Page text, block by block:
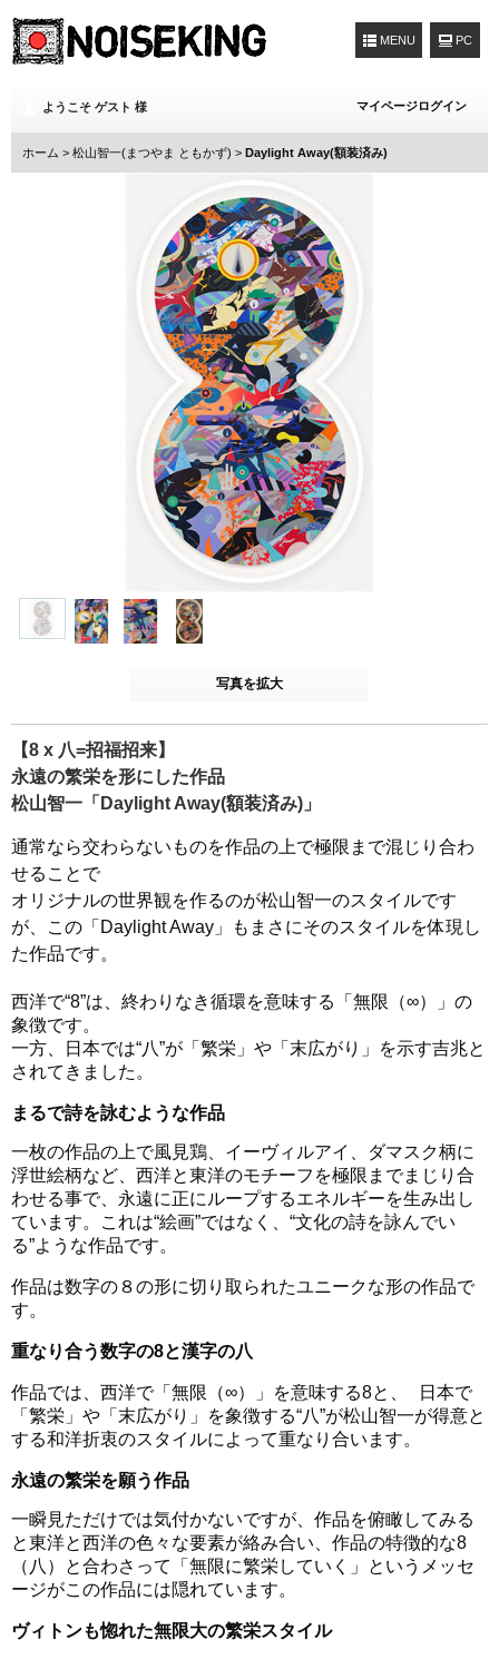
MENU
ようこそ ゲスト 様 マイページログイン
ホーム > 松山智一(まつやま ともかず) > Daylight Away(額装済み)
写真を拡大
【8 x 八=招福招来】
永遠の繁栄を形にした作品
松山智一「Daylight Away(額装済み)」
通常なら交わらないものを作品の上で極限まで混じり合わ
せることで
オリジナルの世界観を作るのが松山智一のスタイルです
が、この「Daylight Away」もまさにそのスタイルを体現し
た作品です。
西洋で“8”は、終わりなき循環を意味する「無限（∞）」の
象徴です。
一方、日本では“八”が「繁栄」や「末広がり」を示す吉兆と
されてきました。
まるで詩を詠むような作品
一枚の作品の上で風見鶏、イーヴィルアイ、ダマスク柄に
浮世絵柄など、西洋と東洋のモチーフを極限までまじり合
わせる事で、永遠に正にループするエネルギーを生み出し
ています。これは“絵画”ではなく、“文化の詩を詠んでい
る”ような作品です。
作品は数字の８の形に切り取られたユニークな形の作品で
す。
重なり合う数字の8と漢字の八
作品では、西洋で「無限（∞）」を意味する8と、 日本で
「繁栄」や「末広がり」を象徴する“八”が松山智一が得意と
する和洋折衷のスタイルによって重なり合います。
永遠の繁栄を願う作品
一瞬見ただけでは気付かないですが、作品を俯瞰してみる
と東洋と西洋の色々な要素が絡み合い、作品の特徴的な8
（八）と合わさって「無限に繁栄していく」というメッセ
ージがこの作品には隠れています。
ヴィトンも惚れた無限大の繁栄スタイル